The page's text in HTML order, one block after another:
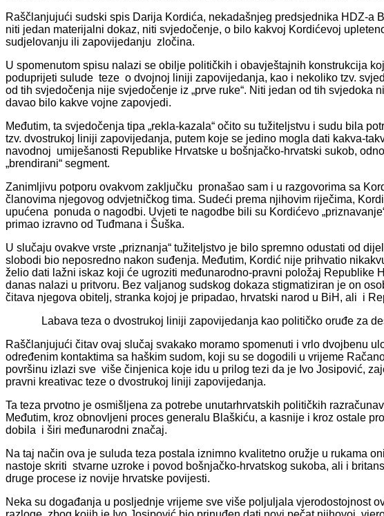
Raščlanjujući sudski spis Darija Kordića, nekadašnjeg predsjednika HDZ-a
niti jedan materijalni dokaz, niti svjedočenje, o bilo kakvoj Kordićevoj
sudjelovanju ili zapovijedanju zločina.
U spomenutom spisu nalazi se obilje političkih i obavještajnih konstrukcija
poduprijeti sulude teze o dvojnoj liniji zapovijedanja, kao i nekoliko tzv.
od tih svjedočenja nije svjedočenje iz „prve ruke“. Niti jedan od tih
davao bilo kakve vojne zapovjedi.
Međutim, ta svjedočenja tipa „rekla-kazala“ očito su tužiteljstvu i sudu bila
tzv. dvostrukoj liniji zapovijedanja, putem koje se jedino mogla dati kakva-
navodnoj umiješanosti Republike Hrvatske u bošnjačko-hrvatski sukob,
„brendirani“ segment.
Zanimljivu potporu ovakvom zaključku pronašao sam i u razgovorima sa
članovima njegovog odvjetničkog tima. Sudeći prema njihovim riječima,
upućena ponuda o nagodbi. Uvjeti te nagodbe bili su Kordićevo
primao izravno od Tuđmana i Šuška.
U slučaju ovakve vrste „priznanja“ tužiteljstvo je bilo spremno odustati od
slobodi bio neposredno nakon suđenja. Međutim, Kordić nije prihvatio
želio dati lažni iskaz koji će ugroziti međunarodno-pravni položaj Republike
danas nalazi u pritvoru. Bez valjanog sudskog dokaza stigmatiziran je on
čitava njegova obitelj, stranka kojoj je pripadao, hrvatski narod u BiH, ali i
Labava teza o dvostrukoj liniji zapovijedanja kao političko oruđe za
Raščlanjujući čitav ovaj slučaj svakako moramo spomenuti i vrlo dvojbenu
određenim kontaktima sa haškim sudom, koji su se dogodili u vrijeme
površinu izlazi sve više činjenica koje idu u prilog tezi da je Ivo Josipović,
pravni kreativac teze o dvostrukoj liniji zapovijedanja.
Ta teza prvotno je osmišljena za potrebe unutarhrvatskih političkih
Međutim, kroz obnovljeni proces generalu Blaškiću, a kasnije i kroz ostale
dobila i širi međunarodni značaj.
Na taj način ova je suluda teza postala iznimno kvalitetno oružje u rukama
nastoje skriti stvarne uzroke i povod bošnjačko-hrvatskog sukoba, ali i
druge procese iz novije hrvatske povijesti.
Neka su događanja u posljednje vrijeme sve više poljuljala vjerodostojnost